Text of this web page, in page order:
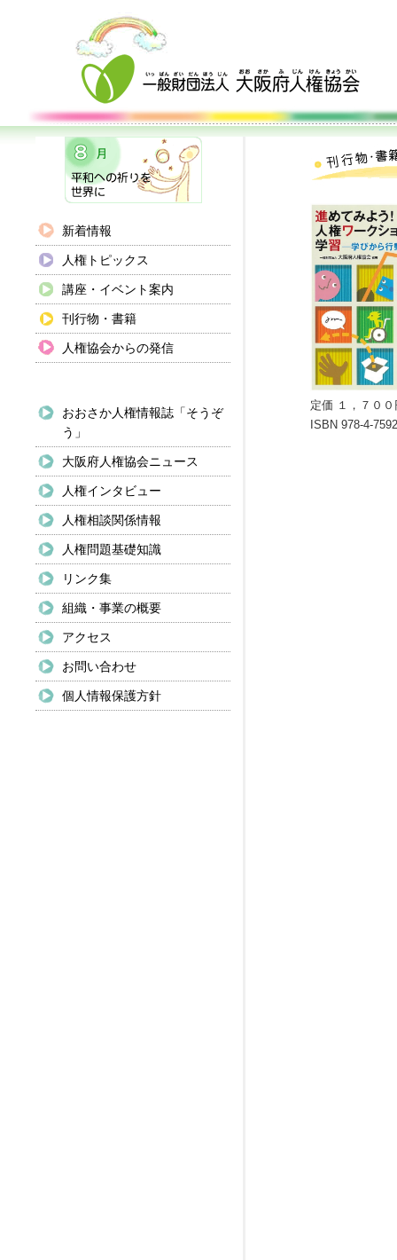
新着情報
人権トピックス
講座・イベント案内
刊行物・書籍
人権協会からの発信
おおさか人権情報誌「そうぞ
う」
大阪府人権協会ニュース
人権インタビュー
人権相談関係情報
人権問題基礎知識
リンク集
組織・事業の概要
アクセス
お問い合わせ
個人情報保護方針
定価 １，７０
ISBN 978-4-